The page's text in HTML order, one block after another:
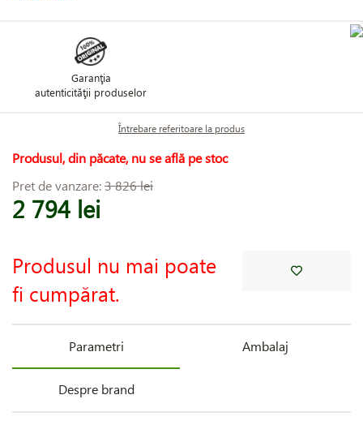
Garanţia
autenticităţii produselor
Întrebare referitoare la produs
Produsul, din păcate, nu se află pe stoc
Pret de vanzare:3 826 lei
2 794 lei
Produsul nu mai poate
fi cumpărat.
Parametri Ambalaj
Despre brand